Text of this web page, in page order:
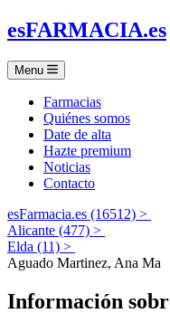
esFARMACIA.es
Menu
Farmacias
Quiénes somos
Date de alta
Hazte premium
Noticias
Contacto
esFarmacia.es (16512) >
Alicante (477) >
Elda (11) >
Aguado Martinez, Ana Ma
Información